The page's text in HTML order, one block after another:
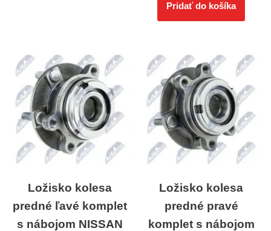
Pridať do košíka
Ložisko kolesa
predné ľavé komplet
s nábojom NISSAN
Ložisko kolesa
predné pravé
komplet s nábojom